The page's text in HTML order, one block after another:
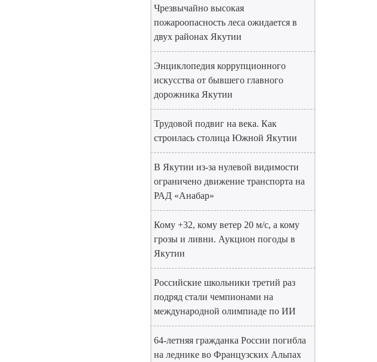
Чрезвычайно высокая
пожароопасность леса ожидается в
двух районах Якутии
Энциклопедия коррупционного
искусства от бывшего главного
дорожника Якутии
Трудовой подвиг на века. Как
строилась столица Южной Якутии
В Якутии из-за нулевой видимости
ограничено движение транспорта на
РАД «Анабар»
Кому +32, кому ветер 20 м/с, а кому
грозы и ливни. Аукцион погоды в
Якутии
Российские школьники третий раз
подряд стали чемпионами на
международной олимпиаде по ИИ
64-летняя гражданка России погибла
на леднике во Французских Альпах